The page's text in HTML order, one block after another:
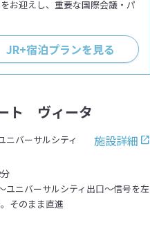
お迎えし、重要な国際会議・パ
JR+宿泊プランを見る
ト ヴィータ
施設詳細
ニバーサルシティ
ユニバーサルシティ出口～信号を左
そのまま直進